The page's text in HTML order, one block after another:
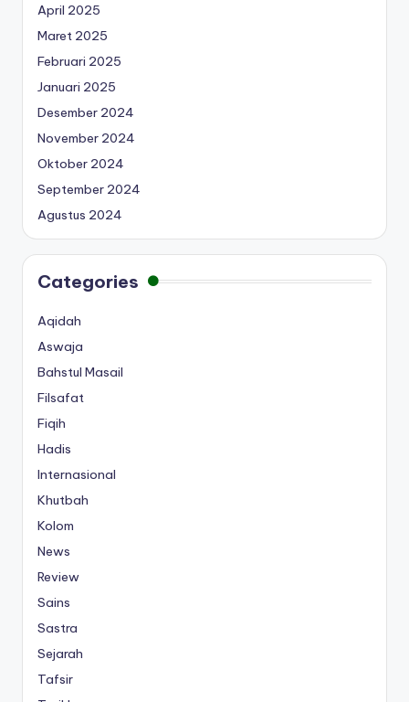
April 2025
Maret 2025
Februari 2025
Januari 2025
Desember 2024
November 2024
Oktober 2024
September 2024
Agustus 2024
Categories
Aqidah
Aswaja
Bahstul Masail
Filsafat
Fiqih
Hadis
Internasional
Khutbah
Kolom
News
Review
Sains
Sastra
Sejarah
Tafsir